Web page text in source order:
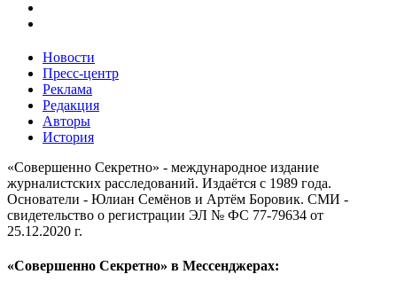
Новости
Пресс-центр
Реклама
Редакция
Авторы
История
«Совершенно Секретно» - международное издание
журналистских расследований. Издаётся с 1989 года.
Основатели - Юлиан Семёнов и Артём Боровик. CМИ -
свидетельство о регистрации ЭЛ № ФС 77-79634 от
25.12.2020 г.
«Совершенно Секретно» в Мессенджерах: